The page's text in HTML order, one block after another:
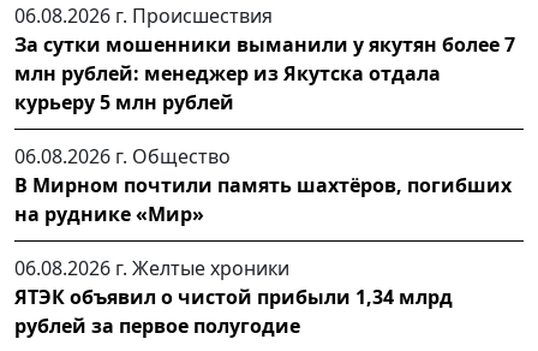
06.08.2026 г. Происшествия
За сутки мошенники выманили у якутян более 7
млн рублей: менеджер из Якутска отдала
курьеру 5 млн рублей
06.08.2026 г. Общество
В Мирном почтили память шахтёров, погибших
на руднике «Мир»
06.08.2026 г. Желтые хроники
ЯТЭК объявил о чистой прибыли 1,34 млрд
рублей за первое полугодие